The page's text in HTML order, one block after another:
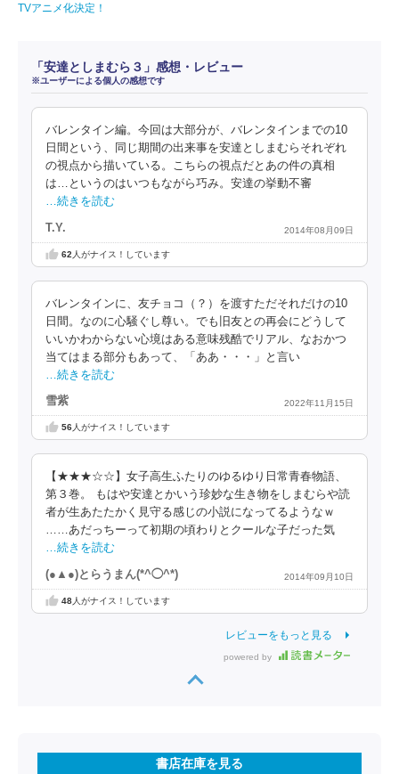
TVアニメ化決定！
「安達としまむら３」感想・レビュー
※ユーザーによる個人の感想です
バレンタイン編。今回は大部分が、バレンタインまでの10
日間という、同じ期間の出来事を安達としまむらそれぞれ
の視点から描いている。こちらの視点だとあの件の真相
は…というのはいつもながら巧み。安達の挙動不審
…続きを読む
T.Y. 2014年08月09日
62 人がナイス！しています
バレンタインに、友チョコ（？）を渡すただそれだけの10
日間。なのに心騒ぐし尊い。でも旧友との再会にどうして
いいかわからない心境はある意味残酷でリアル、なおかつ
当てはまる部分もあって、「ああ・・・」と言い
…続きを読む
雪紫 2022年11月15日
56人がナイス！しています
【★★★☆☆】女子高生ふたりのゆるゆり日常青春物語、
第３巻。 もはや安達とかいう珍妙な生き物をしまむらや読
者が生あたたかく見守る感じの小説になってるようなｗ
……あだっちーって初期の頃わりとクールな子だった気
…続きを読む
(●▲●)とらうまん(*^◯^*) 2014年09月10日
48人がナイス！しています
レビューをもっと見る
powered by
書店在庫を見る